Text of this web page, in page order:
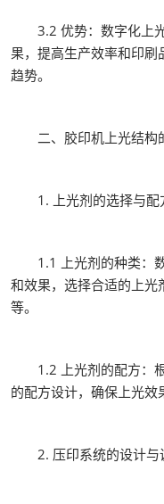
3.2 优势：数字化上光
果，提高生产效率和印
趋势。
二、胶印机上光结构
1. 上光剂的选择与配
1.1 上光剂的种类：数
和效果，选择合适的上光
等。
1.2 上光剂的配方：根
的配方设计，确保上光效
2. 压印系统的设计与